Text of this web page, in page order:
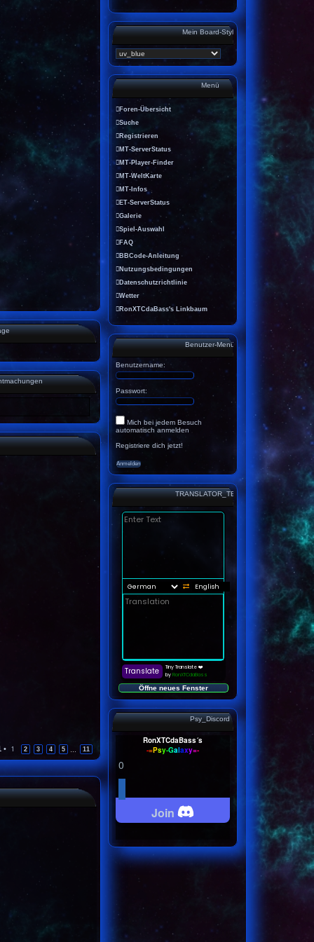
• 1 2 3 4 5 … 11
Mein Board-Style
Menü
Foren-Übersicht
Suche
Registrieren
MT-ServerStatus
MT-Player-Finder
MT-WeltKarte
MT-Infos
ET-ServerStatus
Galerie
Spiel-Auswahl
FAQ
BBCode-Anleitung
Nutzungsbedingungen
Datenschutzrichtlinie
Wetter
RonXTCdaBass's Linkbaum
Benutzer-Menü
Benutzername:
Passwort:
Mich bei jedem Besuch
automatisch anmelden
Registriere dich jetzt!
TRANSLATOR_TEST
Öffne neues Fenster
Psy_Discord
RonXTCdaBass´s
-=Psy-Galaxy=-
0
Join